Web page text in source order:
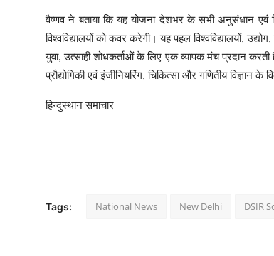
वैष्णव ने बताया कि यह योजना देशभर के सभी अनुसंधान एवं
विश्वविद्यालयों को कवर करेगी। यह पहल विश्वविद्यालयों,
युवा, उत्साही शोधकर्ताओं के लिए एक व्यापक मंच प्रदान करती
प्रौद्योगिकी एवं इंजीनियरिंग, चिकित्सा और गणितीय विज्ञान के
हिन्दुस्थान समाचार
Tags: National News New Delhi DSIR